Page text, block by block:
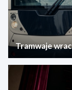
Tramwaje